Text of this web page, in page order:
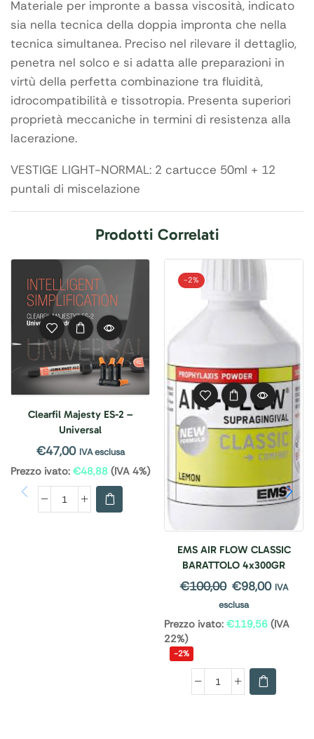
Materiale per impronte a bassa viscosità, indicato
sia nella tecnica della doppia impronta che nella
tecnica simultanea. Preciso nel rilevare il dettaglio,
penetra nel solco e si adatta alle preparazioni in
virtù della perfetta combinazione tra fluidità,
idrocompatibilità e tissotropia. Presenta superiori
proprietà meccaniche in termini di resistenza alla
lacerazione.
VESTIGE LIGHT-NORMAL: 2 cartucce 50ml + 12
puntali di miscelazione
Prodotti Correlati
Clearfil Majesty ES-2 –
Universal
€47,00 IVA esclusa
Prezzo ivato: €48,88 (IVA 4%)
-2%
EMS AIR FLOW CLASSIC
BARATTOLO 4x300GR
€100,00 €98,00 IVA
esclusa
Prezzo ivato: €119,56 (IVA
22%)
-2%